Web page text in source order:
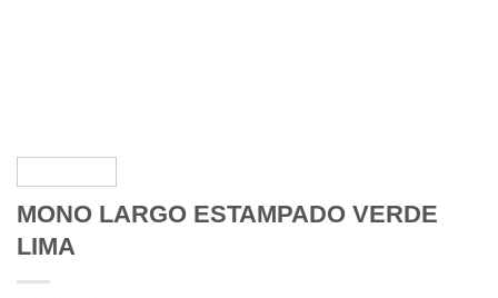
MONO LARGO ESTAMPADO VERDE
LIMA